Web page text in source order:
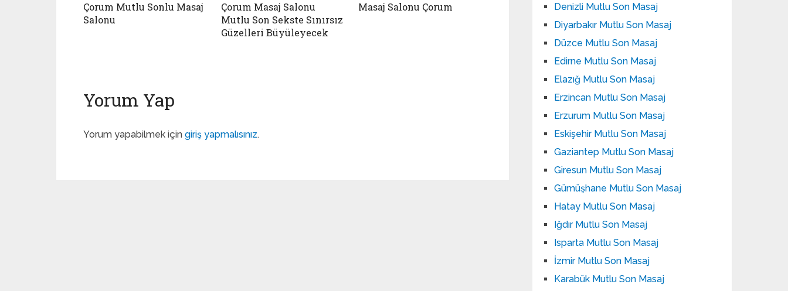
Çorum Mutlu Sonlu Masaj
Salonu
Çorum Masaj Salonu
Mutlu Son Sekste Sınırsız
Güzelleri Büyüleyecek
Masaj Salonu Çorum
Yorum Yap
Yorum yapabilmek için giriş yapmalısınız.
Denizli Mutlu Son Masaj
Diyarbakır Mutlu Son Masaj
Düzce Mutlu Son Masaj
Edirne Mutlu Son Masaj
Elazığ Mutlu Son Masaj
Erzincan Mutlu Son Masaj
Erzurum Mutlu Son Masaj
Eskişehir Mutlu Son Masaj
Gaziantep Mutlu Son Masaj
Giresun Mutlu Son Masaj
Gümüşhane Mutlu Son Masaj
Hatay Mutlu Son Masaj
Iğdır Mutlu Son Masaj
Isparta Mutlu Son Masaj
İzmir Mutlu Son Masaj
Karabük Mutlu Son Masaj